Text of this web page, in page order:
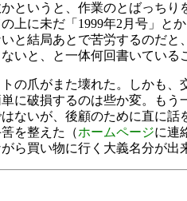
というと、作業のとばっち
上に未だ「1999年2月号」と
と結局あとで苦労するのだ
いと、と一体何回書いている
の爪がまた壊れた。しかも
に破損するのは些か変。も
ないが、後顧のために直に
を整えた（ホームページに連
ら買い物に行く大義名分が出